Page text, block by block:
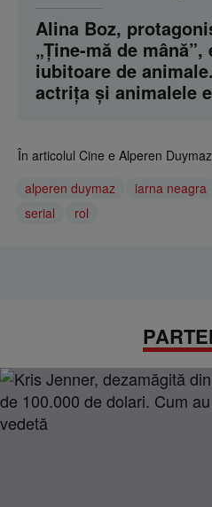
Alina Boz,
„Ține-mă de
iubitoare de
actrița și animalele
În articolul Cine e Alperen
alperen duymaz
iarna neagra
serial
rol